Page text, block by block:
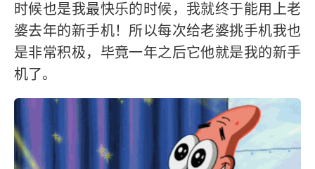
时候也是我最快乐的时候，我就终于能用上老
婆去年的新手机！所以每次给老婆挑手机我也
是非常积极，毕竟一年之后它他就是我的新手
机了。